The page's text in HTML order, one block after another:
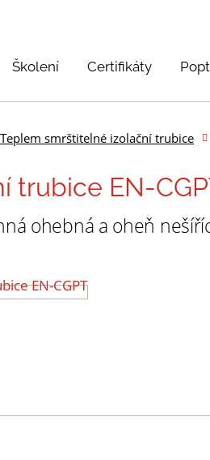
Školení Certifikáty
Teplem smrštitelné izolační trubice
trubice EN-
ohebná a oheň